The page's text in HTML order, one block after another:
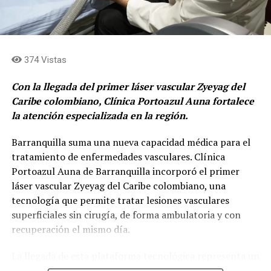
el tercer puesto.
El proyecto
La propuesta ganadora, integra ciencia, tecnología,
quebradas de Medellín.
El reconocimiento fue otorgado al proyecto
desarrollado por los estudiantes para contribuir a la
regeneración de la quebrada La Volcana, un afluente que
atraviesa el sur del Valle de Aburrá y enfrenta
importantes retos ambientales.
“Young Innovators por water regeneration”,es el
nombre del proyecto nació en MDE Challenge, una
estrategia que busca que los jóvenes creen soluciones a
Los estudiantes desarrollaron un sistema basado en
374 Vistas
Con la llegada del primer láser vascular Zyeyag del
Caribe colombiano, Clínica Portoazul Auna fortalece
la atención especializada en la región.
Barranquilla suma una nueva capacidad médica para el
tratamiento de enfermedades vasculares. Clínica
Portoazul Auna de Barranquilla incorporó el primer
láser vascular Zyeyag del Caribe colombiano, una
tecnología que permite tratar lesiones vasculares
superficiales sin cirugía, de forma ambulatoria y con
recuperación el mismo día.